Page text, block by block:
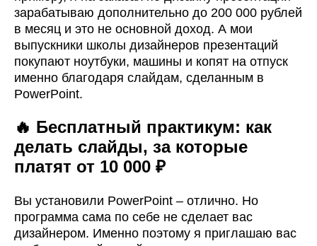
зарабатываю дополнительно до 200 000 рублей
в месяц и это не основной доход. А мои
выпускники школы дизайнеров презентаций
покупают ноутбуки, машины и копят на отпуск
именно благодаря слайдам, сделанным в
PowerPoint.
🔥 Бесплатный практикум: как
делать слайды, за которые
платят от 10 000 ₽
Вы установили PowerPoint – отлично. Но
программа сама по себе не сделает вас
дизайнером. Именно поэтому я приглашаю вас